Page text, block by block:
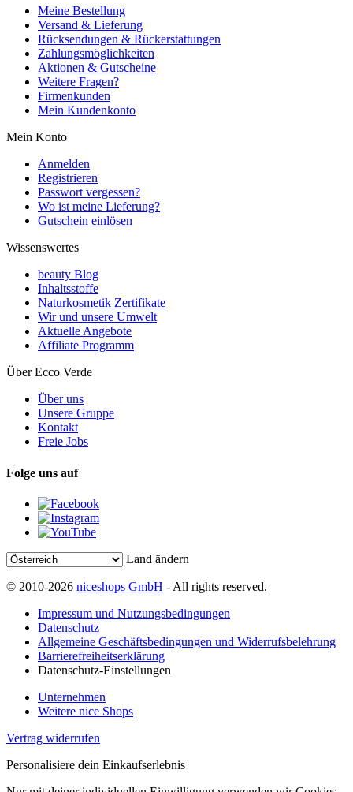
Meine Bestellung
Versand & Lieferung
Rücksendungen & Rückerstattungen
Zahlungsmöglichkeiten
Aktionen & Gutscheine
Weitere Fragen?
Firmenkunden
Mein Kundenkonto
Mein Konto
Anmelden
Registrieren
Passwort vergessen?
Wo ist meine Lieferung?
Gutschein einlösen
Wissenswertes
beauty Blog
Inhaltsstoffe
Naturkosmetik Zertifikate
Wir und unsere Umwelt
Aktuelle Angebote
Affiliate Programm
Über Ecco Verde
Über uns
Unsere Gruppe
Kontakt
Freie Jobs
Folge uns auf
Land ändern
© 2010-2026 niceshops GmbH - All rights reserved.
Impressum und Nutzungsbedingungen
Datenschutz
Allgemeine Geschäftsbedingungen und Widerrufsbelehrung
Barrierefreiheitserklärung
Datenschutz-Einstellungen
Unternehmen
Weitere nice Shops
Vertrag widerrufen
Personalisiere dein Einkaufserlebnis